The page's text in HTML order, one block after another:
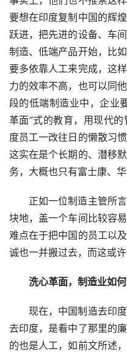
要想在印度复制中国的辉
跃进，把先进的设备、车
制造、低端产品开始，比
要多依靠人工来完成，这
力的效率不高，也可以同
段的低端制造业中，企业
革面”式的教育，用现代
度员工一改往日的懒散习
这实在是个长期的、潜移
务，大概也只有富士康、
正如一位制造主管所
块地，盖一个车间比较容
难点在于把中国的员工以
诚也一并搬过去，而这或
洗心革面，制造业如何
现在，中国制造去印
去印度，是看中了那里的
的也是人工，如前文所述